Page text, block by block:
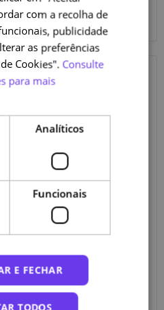
da NAU marca uma nova
europeia para o
Nacional de
com a recolha de
publicidade
as preferências
Cookies". Consulte
para mais
Analíticos
Funcionais
E FECHAR
TODOS